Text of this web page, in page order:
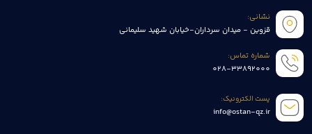
نشانی:
قزوین - میدان سرداران-خیابان شهید سلیمانی
شماره تماس:
028-33892000
پست الکترونیک:
info@ostan-qz.ir